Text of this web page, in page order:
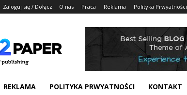
Zaloguj się / Dołącz O nas Praca Reklama Polityka Prwyatności
REKLAMA POLITYKA PRWYATNOŚCI KONTAKT